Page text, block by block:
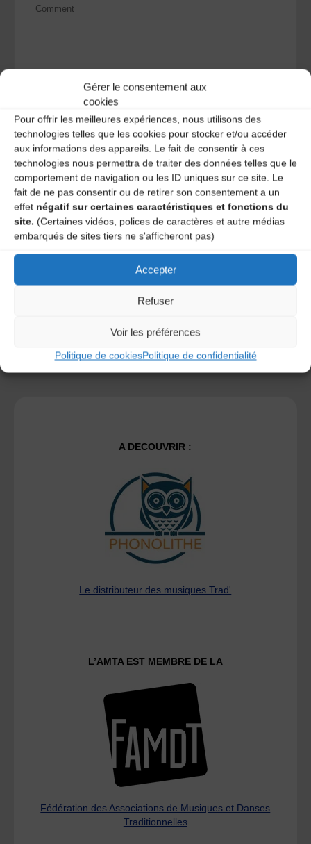
Gérer le consentement aux
cookies
Pour offrir les meilleures expériences, nous utilisons des
technologies telles que les cookies pour stocker et/ou accéder
aux informations des appareils. Le fait de consentir à ces
technologies nous permettra de traiter des données telles que le
comportement de navigation ou les ID uniques sur ce site. Le
fait de ne pas consentir ou de retirer son consentement a un
effet négatif sur certaines caractéristiques et fonctions du
site. (Certaines vidéos, polices de caractères et autre médias
embarqués de sites tiers ne s'afficheront pas)
Accepter
Refuser
Voir les préférences
Politique de cookiesPolitique de confidentialité
Save my name, email, and site URL in my browser for next
time I post a comment.
Ce site utilise Akismet pour réduire les indésirables.
savoir plus sur la façon dont les données de vos
commentaires sont traitées.
A DECOUVRIR :
Le distributeur des musiques Trad'
L’AMTA EST MEMBRE DE LA
Fédération des Associations de Musiques et Danses
Traditionnelles